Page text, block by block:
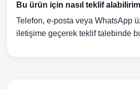
Bu ürün için nasıl teklif
Telefon, e-posta veya WhatsApp
iletişime geçerek teklif talebinde